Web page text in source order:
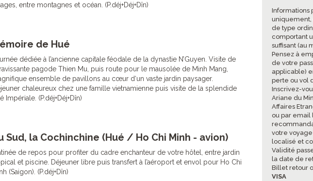
entre montagnes et océan. (P.déj+Déj+Dîn)
de Hué
dédiée à l’ancienne capitale féodale de la dynastie N’Guyen. Visite de
pagode Thien Mu, puis route pour le mausolée de Minh Mang,
ensemble de pavillons au cœur d‘un vaste jardin paysager.
chaleureux chez une famille vietnamienne puis visite de la splendide
Impériale. (P.déj+Déj+Dîn)
Sud, la Cochinchine (Hué / Ho Chi Minh - avion)
de repos pour profiter du cadre enchanteur de votre hôtel, entre jardin
et piscine. Déjeuner libre puis transfert à l’aéroport et envol pour Ho Chi
(Saigon). (P.déj+Dîn)
Informations
uniquement,
de type
comportant
suffisant (au
Pensez à
de votre
applicable)
perte ou vol
Inscrivez-
Ariane du
Affaires
ou par email
votre
localisé et
Validité
la date de
Billet retour
VISA